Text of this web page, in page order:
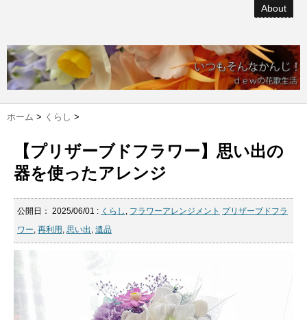
About
ホーム > くらし >
【プリザーブドフラワー】思い出の
器を使ったアレンジ
公開日： 2025/06/01 : くらし , フラワーアレンジメント プリザーブドフラ
ワー, 再利用 , 思い出 , 遺品